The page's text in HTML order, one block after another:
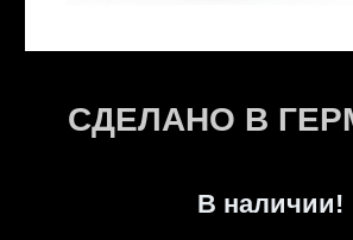
СДЕЛАНО В
В наличии!